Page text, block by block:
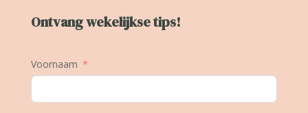
Ontvang wekelijkse tips!
Voornaam